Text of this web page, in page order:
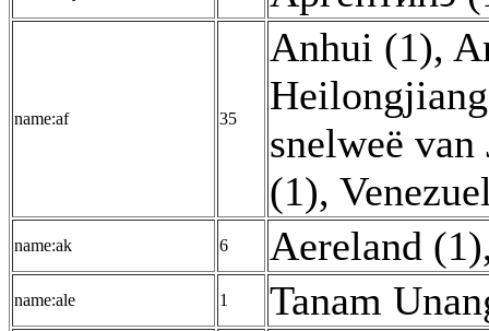
name:af 35
Anhui (1),
snelweë van
(1),
name:ak 6 Aereland (1)
name:ale 1 Tanam